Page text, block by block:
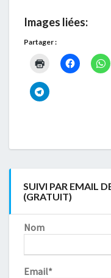
Images liées:
Partager :
SUIVI PAR EMAIL
(GRATUIT)
Nom
Email*